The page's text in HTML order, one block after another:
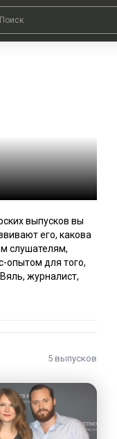
выпусков вы
его, какова
слушателям,
опытом для того,
журналист,
5 выпусков